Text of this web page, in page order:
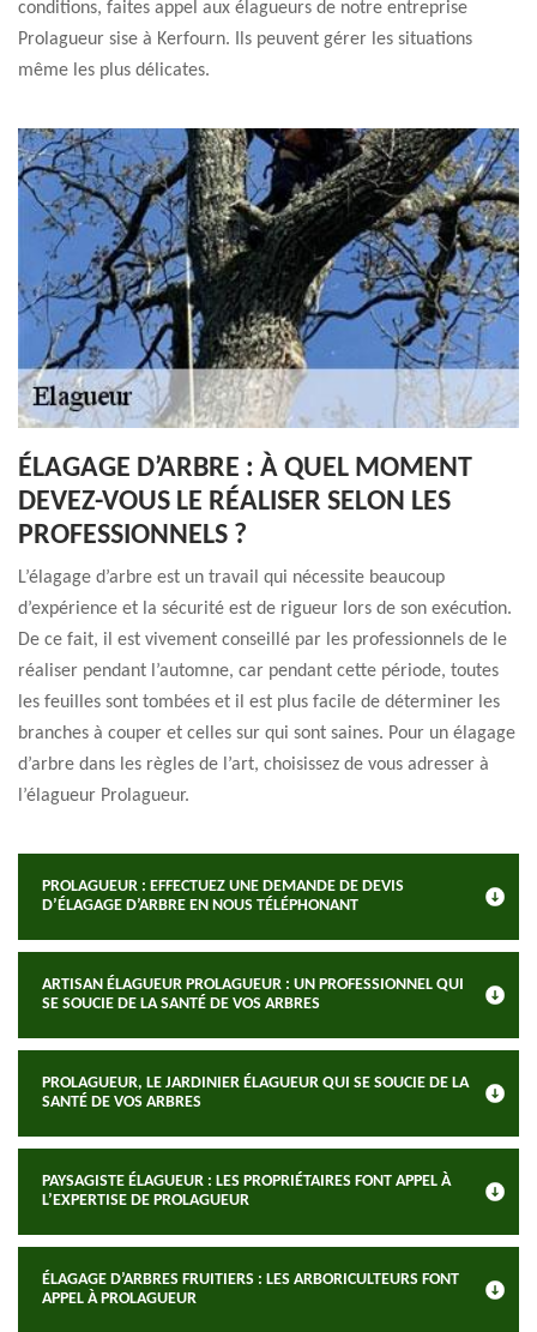
conditions, faites appel aux élagueurs de notre entreprise
Prolagueur sise à Kerfourn. Ils peuvent gérer les situations
même les plus délicates.
ÉLAGAGE D’ARBRE : À QUEL MOMENT
DEVEZ-VOUS LE RÉALISER SELON LES
PROFESSIONNELS ?
L’élagage d’arbre est un travail qui nécessite beaucoup
d’expérience et la sécurité est de rigueur lors de son exécution.
De ce fait, il est vivement conseillé par les professionnels de le
réaliser pendant l’automne, car pendant cette période, toutes
les feuilles sont tombées et il est plus facile de déterminer les
branches à couper et celles sur qui sont saines. Pour un élagage
d’arbre dans les règles de l’art, choisissez de vous adresser à
l’élagueur Prolagueur.
PROLAGUEUR : EFFECTUEZ UNE DEMANDE DE DEVIS
D’ÉLAGAGE D’ARBRE EN NOUS TÉLÉPHONANT
ARTISAN ÉLAGUEUR PROLAGUEUR : UN PROFESSIONNEL QUI
SE SOUCIE DE LA SANTÉ DE VOS ARBRES
PROLAGUEUR, LE JARDINIER ÉLAGUEUR QUI SE SOUCIE DE LA
SANTÉ DE VOS ARBRES
PAYSAGISTE ÉLAGUEUR : LES PROPRIÉTAIRES FONT APPEL À
L’EXPERTISE DE PROLAGUEUR
ÉLAGAGE D’ARBRES FRUITIERS : LES ARBORICULTEURS FONT
APPEL À PROLAGUEUR